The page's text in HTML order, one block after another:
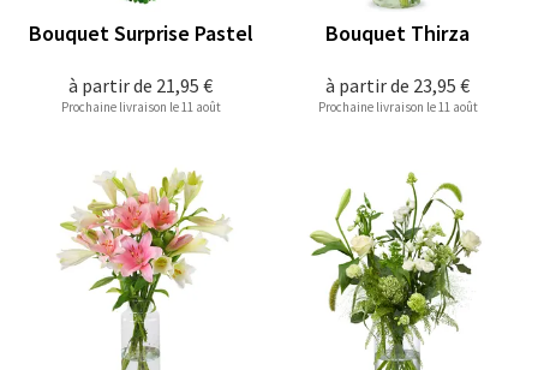
à partir de 21,95 €
Bouquet Surprise Pastel
Prochaine livraison le 11 août
à partir de 23,95 €
Bouquet Thirza
Prochaine livraison le 11 août